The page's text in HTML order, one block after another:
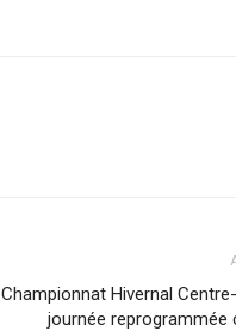
Championnat Hivernal
journée reprogrammée